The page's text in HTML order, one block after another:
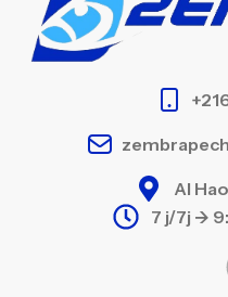
Al
7 j/7j ->